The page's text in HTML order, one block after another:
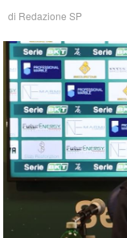
di Redazione SP